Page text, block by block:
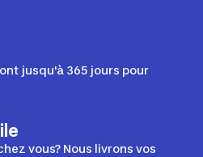
jusqu'à 365 jours pour
vous? Nous livrons vos